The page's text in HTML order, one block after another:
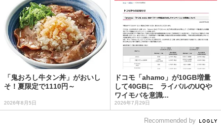
「鬼おろし牛タン丼」がおいし
そ！夏限定で1110円～
2026年8月5日
ドコモ「ahamo」が10GB増量
して40GBに ライバルのUQや
ワイモバを意識...
2026年7月29日
Recommended by